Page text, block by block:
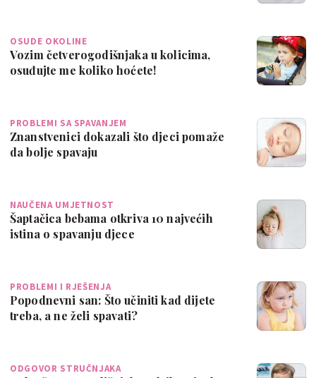
OSUDE OKOLINE
Vozim četverogodišnjaka u kolicima,
osuđujte me koliko hoćete!
PROBLEMI SA SPAVANJEM
Znanstvenici dokazali što djeci pomaže
da bolje spavaju
NAUČENA UMJETNOST
Šaptačica bebama otkriva 10 najvećih
istina o spavanju djece
PROBLEMI I RJEŠENJA
Popodnevni san: Što učiniti kad dijete
treba, a ne želi spavati?
ODGOVOR STRUČNJAKA